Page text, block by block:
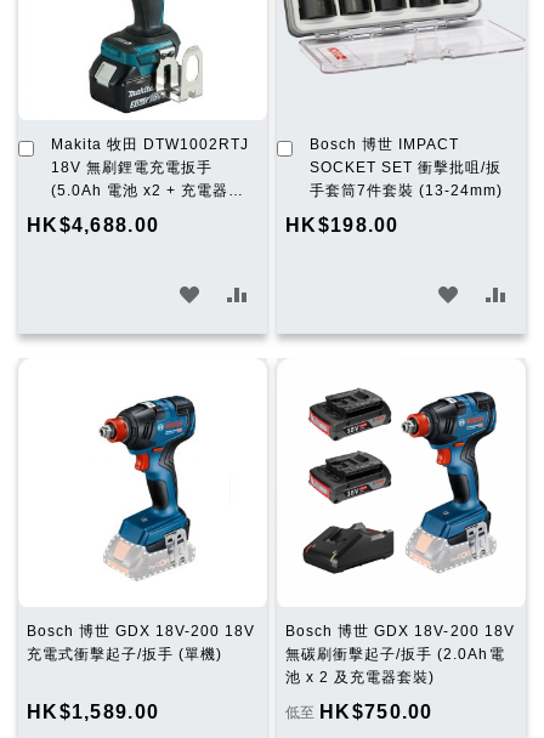
單
Makita 牧田 DTW1002RTJ
18V 無刷鋰電充電扳手
(5.0Ah 電池 x2 + 充電器套
裝)
HK$4,688.00
加
入
購
車
入 入
Bosch 博世 IMPACT
SOCKET SET 衝擊批咀/扳
手套筒7件套裝 (13-24mm)
HK$198.00
加
入
購
車
入
望
清
單
入
Bosch 博世 GDX 18V-200 18V
充電式衝擊起子/扳手 (單機)
HK$1,589.00
Bosch 博世 GDX 18V-200 18V
無碳刷衝擊起子/扳手 (2.0Ah電
池 x 2 及充電器套裝)
低至 HK$750.00